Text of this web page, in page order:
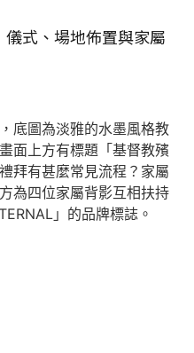
式、場地佈置與家屬